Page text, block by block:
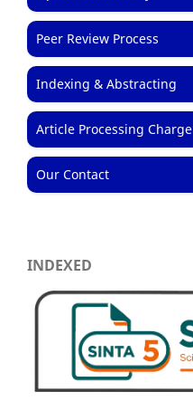
Peer Review Process
Indexing & Abstracting
Article Processing Charge
Our Contact
INDEXED